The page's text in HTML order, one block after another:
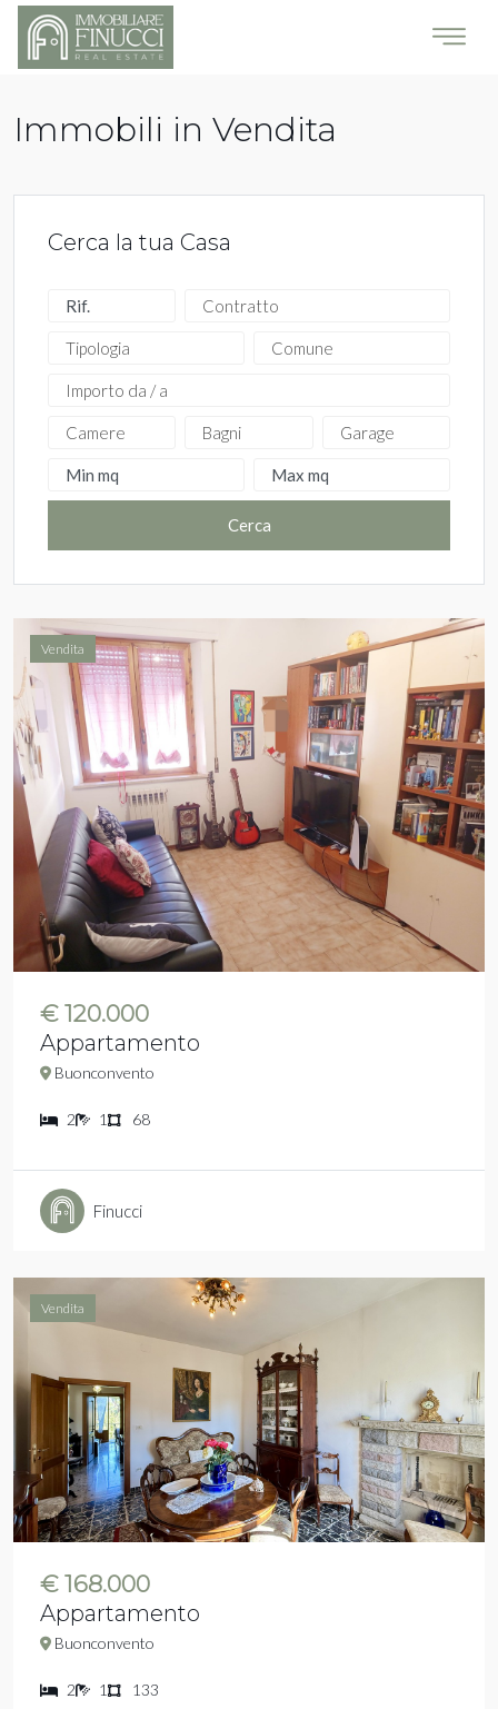
Immobili in Vendita
Cerca la tua Casa
Cerca
Vendita
€ 120.000
Appartamento
Buonconvento
2 1 68
Finucci
Vendita
€ 168.000
Appartamento
Buonconvento
2 1 133